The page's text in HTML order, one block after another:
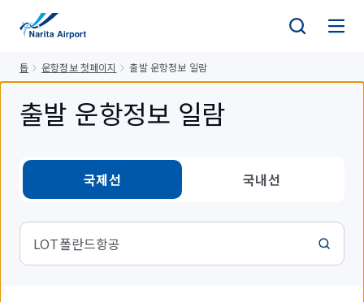
톱 운항정보 첫페이지 출발 운항정보 일람
출발 운항정보 일람
국제선 국내선
LOT폴란드항공